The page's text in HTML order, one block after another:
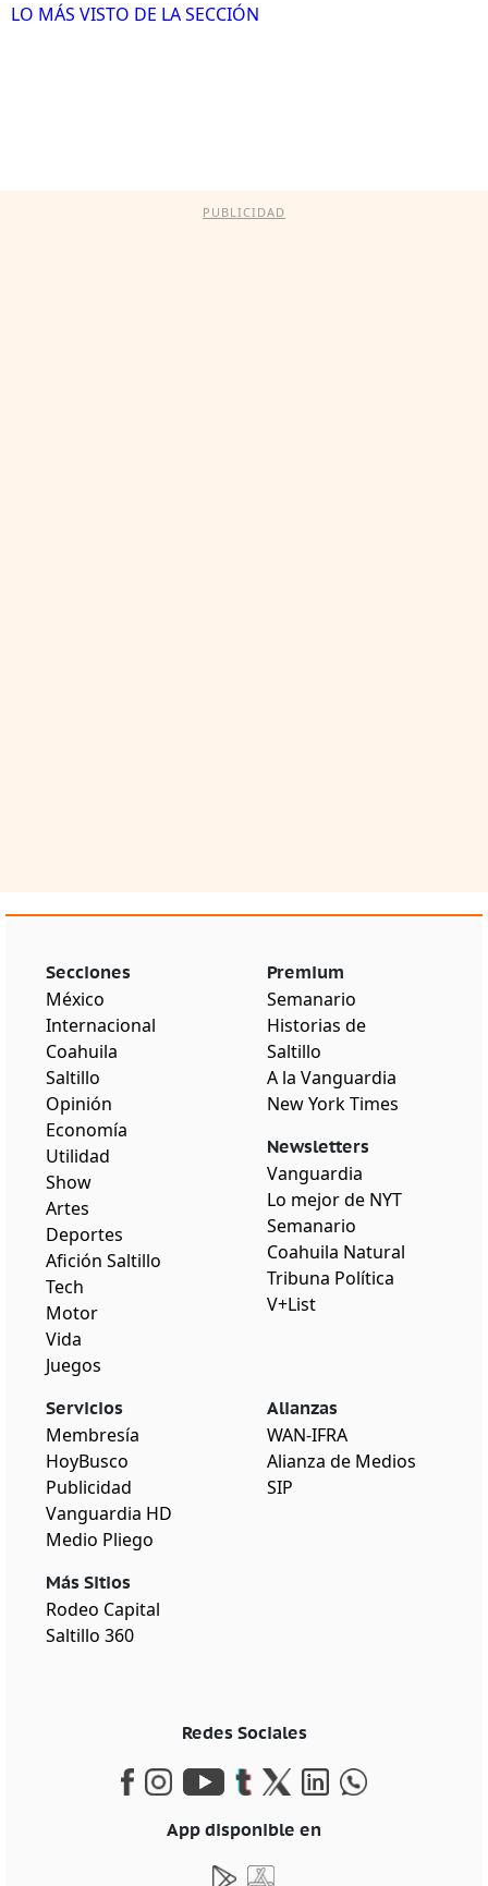
LO MÁS VISTO DE LA SECCIÓN
PUBLICIDAD
Secciones
México
Internacional
Coahuila
Saltillo
Opinión
Economía
Utilidad
Show
Artes
Deportes
Afición Saltillo
Tech
Motor
Vida
Juegos
Premium
Semanario
Historias de
Saltillo
A la Vanguardia
New York Times
Newsletters
Vanguardia
Lo mejor de NYT
Semanario
Coahuila Natural
Tribuna Política
V+List
Servicios
Membresía
HoyBusco
Publicidad
Vanguardia HD
Medio Pliego
Más Sitios
Rodeo Capital
Saltillo 360
Alianzas
WAN-IFRA
Alianza de Medios
SIP
Redes Sociales
App disponible en